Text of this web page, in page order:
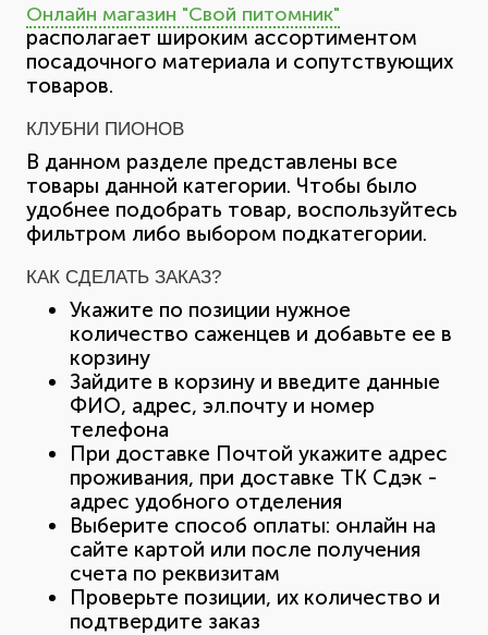
Онлайн магазин "Свой питомник"
располагает широким ассортиментом
посадочного материала и сопутствующих
товаров.
КЛУБНИ ПИОНОВ
В данном разделе представлены все
товары данной категории. Чтобы было
удобнее подобрать товар, воспользуйтесь
фильтром либо выбором подкатегории.
КАК СДЕЛАТЬ ЗАКАЗ?
Укажите по позиции нужное
количество саженцев и добавьте ее в
корзину
Зайдите в корзину и введите данные
ФИО, адрес, эл.почту и номер
телефона
При доставке Почтой укажите адрес
проживания, при доставке ТК Сдэк -
адрес удобного отделения
Выберите способ оплаты: онлайн на
сайте картой или после получения
счета по реквизитам
Проверьте позиции, их количество и
подтвердите заказ